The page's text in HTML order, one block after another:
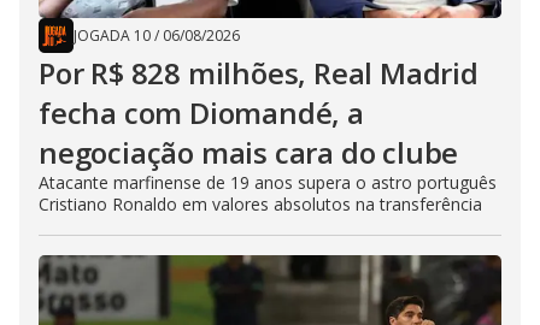
JOGADA 10/ 06/08/2026
Por R$ 828 milhões, Real Madrid
fecha com Diomandé, a
negociação mais cara do clube
Atacante marfinense de 19 anos supera o astro português
Cristiano Ronaldo em valores absolutos na transferência